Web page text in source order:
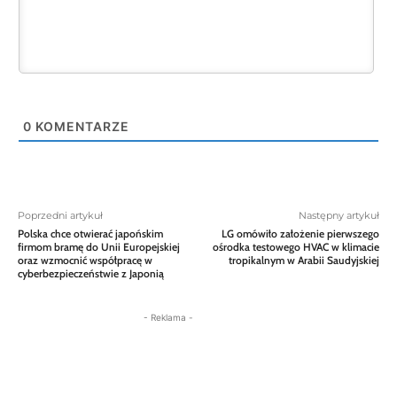
0 KOMENTARZE
Poprzedni artykuł
Polska chce otwierać japońskim
firmom bramę do Unii Europejskiej
oraz wzmocnić współpracę w
cyberbezpieczeństwie z Japonią
Następny artykuł
LG omówiło założenie pierwszego
ośrodka testowego HVAC w klimacie
tropikalnym w Arabii Saudyjskiej
- Reklama -